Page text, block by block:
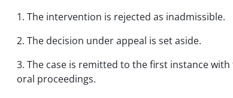
1. The intervention is rejected as inadmissible.
2. The decision under appeal is set aside.
3. The case is remitted to the first instance
oral proceedings.